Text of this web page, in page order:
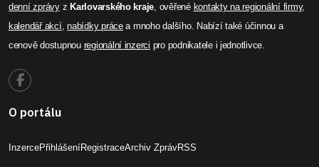
denní zprávyz Karlovarského kraje, ověřené kontakty na regionální firmy,
kalendář akcí,nabídky prácea mnoho dalšího. Nabízí také účinnou a
cenově dostupnou regionální inzerci pro podnikatele i jednotlivce.
O portálu
InzercePřihlášeníRegistraceArchiv ZprávRSS